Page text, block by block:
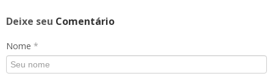
Deixe seu Comentário
Nome *